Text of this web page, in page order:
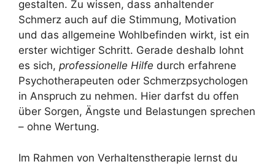
gestalten. Zu wissen, dass anhaltender
Schmerz auch auf die Stimmung, Motivation
und das allgemeine Wohlbefinden wirkt, ist ein
erster wichtiger Schritt. Gerade deshalb lohnt
es sich, professionelle Hilfe durch erfahrene
Psychotherapeuten oder Schmerzpsychologen
in Anspruch zu nehmen. Hier darfst du offen
über Sorgen, Ängste und Belastungen sprechen
– ohne Wertung.
Im Rahmen von Verhaltenstherapie lernst du